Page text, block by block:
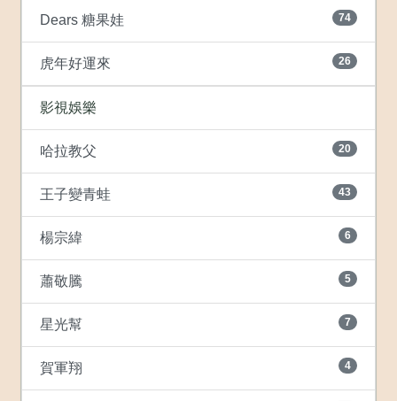
Dears 糖果娃 74
虎年好運來 26
影視娛樂
哈拉教父 20
王子變青蛙 43
楊宗緯 6
蕭敬騰 5
星光幫 7
賀軍翔 4